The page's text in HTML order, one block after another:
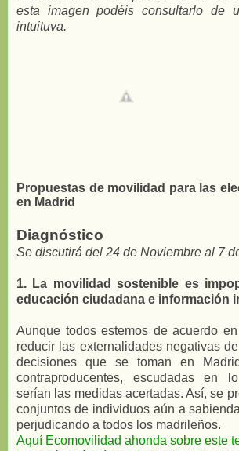
esta imagen podéis consultarlo de
intuituva.
Propuestas de movilidad para las
en Madrid
Diagnóstico
Se discutirá del 24 de Noviembre al 7
1. La movilidad sostenible es
educación ciudadana e información
Aunque todos estemos de acuerdo
reducir las externalidades negativas
decisiones que se toman en
contraproducentes, escudadas en
serían las medidas acertadas. Así, se
conjuntos de individuos aún a
perjudicando a todos los madrileños.
Aquí Ecomovilidad ahonda sobre este